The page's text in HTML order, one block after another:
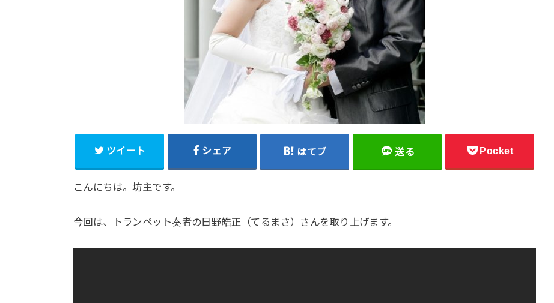
ツイート シェア はてブ 送る Pocket
こんにちは。坊主です。
今回は、トランペット奏者の日野皓正（てるまさ）さんを取り上げます。